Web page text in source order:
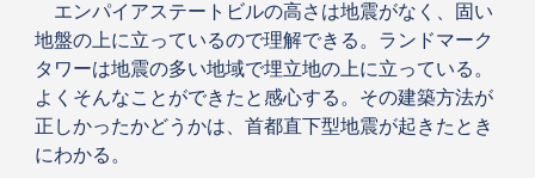
エンパイアステートビルの高さは地震がなく、固い
地盤の上に立っているので理解できる。ランドマーク
タワーは地震の多い地域で埋立地の上に立っている。
よくそんなことができたと感心する。その建築方法が
正しかったかどうかは、首都直下型地震が起きたとき
にわかる。